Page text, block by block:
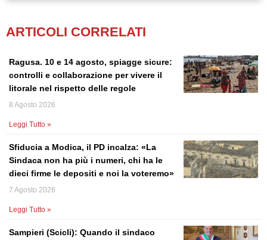
ARTICOLI CORRELATI
Ragusa. 10 e 14 agosto, spiagge sicure:
controlli e collaborazione per vivere il
litorale nel rispetto delle regole
8 Agosto 2026
Leggi Tutto »
Sfiducia a Modica, il PD incalza: «La
Sindaca non ha più i numeri, chi ha le
dieci firme le depositi e noi la voteremo»
7 Agosto 2026
Leggi Tutto »
Sampieri (Scicli): Quando il sindaco